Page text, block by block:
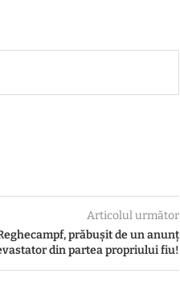
Articolul următor
prăbușit de un anunț
din partea propriului fiu!